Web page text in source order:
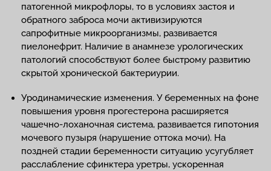
патогенной микрофлоры, то в условиях застоя и
обратного заброса мочи активизируются
сапрофитные микроорганизмы, развивается
пиелонефрит. Наличие в анамнезе урологических
патологий способствуют более быстрому развитию
скрытой хронической бактериурии.
Уродинамические изменения. У беременных на фоне
повышения уровня прогестерона расширяется
чашечно-лоханочная система, развивается гипотония
мочевого пузыря (нарушение оттока мочи). На
поздней стадии беременности ситуацию усугубляет
расслабление сфинктера уретры, ускоренная